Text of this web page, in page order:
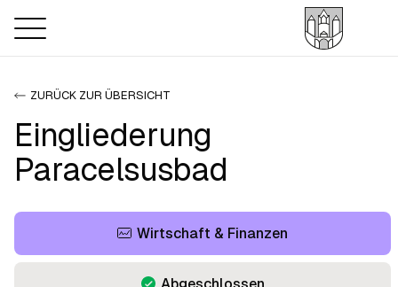
ZURÜCK ZUR ÜBERSICHT
Eingliederung
Paracelsusbad
Wirtschaft & Finanzen